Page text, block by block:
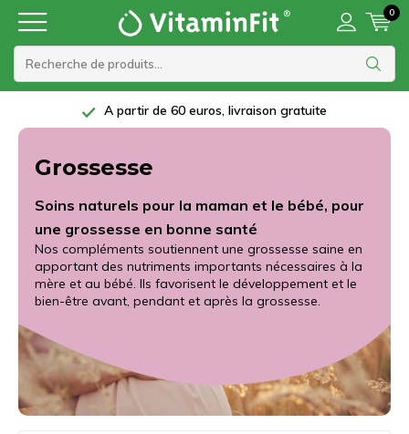
0
A partir de 60 euros, livraison gratuite
Grossesse
Soins naturels pour la maman et le bébé, pour
une grossesse en bonne santé
Nos compléments soutiennent une grossesse saine en
apportant des nutriments importants nécessaires à la
mère et au bébé. Ils favorisent le développement et le
bien-être avant, pendant et après la grossesse.